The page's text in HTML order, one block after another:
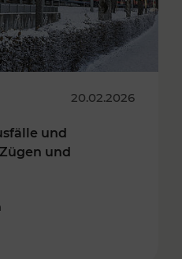
20.02.2026
und
und